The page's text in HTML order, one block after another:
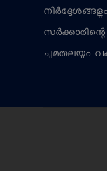
ചുമതലയും